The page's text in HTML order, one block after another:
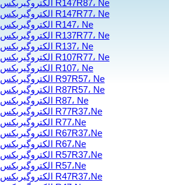
الکتروگیربکس R147R87، Ne
الکتروگیربکس R147R77، Ne
الکتروگیربکس R147، Ne
الکتروگیربکس R137R77، Ne
الکتروگیربکس R137، Ne
الکتروگیربکس R107R77، Ne
الکتروگیربکس R107، Ne
الکتروگیربکس R97R57، Ne
الکتروگیربکس R87R57، Ne
الکتروگیربکس R87، Ne
الکتروگیربکس R77R37،Ne
الکتروگیربکس R77،Ne
الکتروگیربکس R67R37،Ne
الکتروگیربکس R67،Ne
الکتروگیربکس R57R37،Ne
الکتروگیربکس R57،Ne
الکتروگیربکس R47R37،Ne